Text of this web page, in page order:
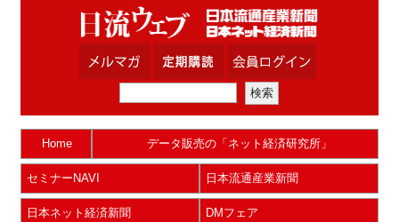
Home データ販売の「ネット経済研究所」
セミナーNAVI 日本流通産業新聞
日本ネット経済新聞 DMフェア